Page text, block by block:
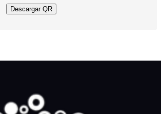
Descargar QR